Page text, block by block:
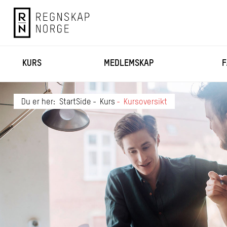
KURS MEDLEMSKAP
Du er her: StartSide Kurs Kursoversikt